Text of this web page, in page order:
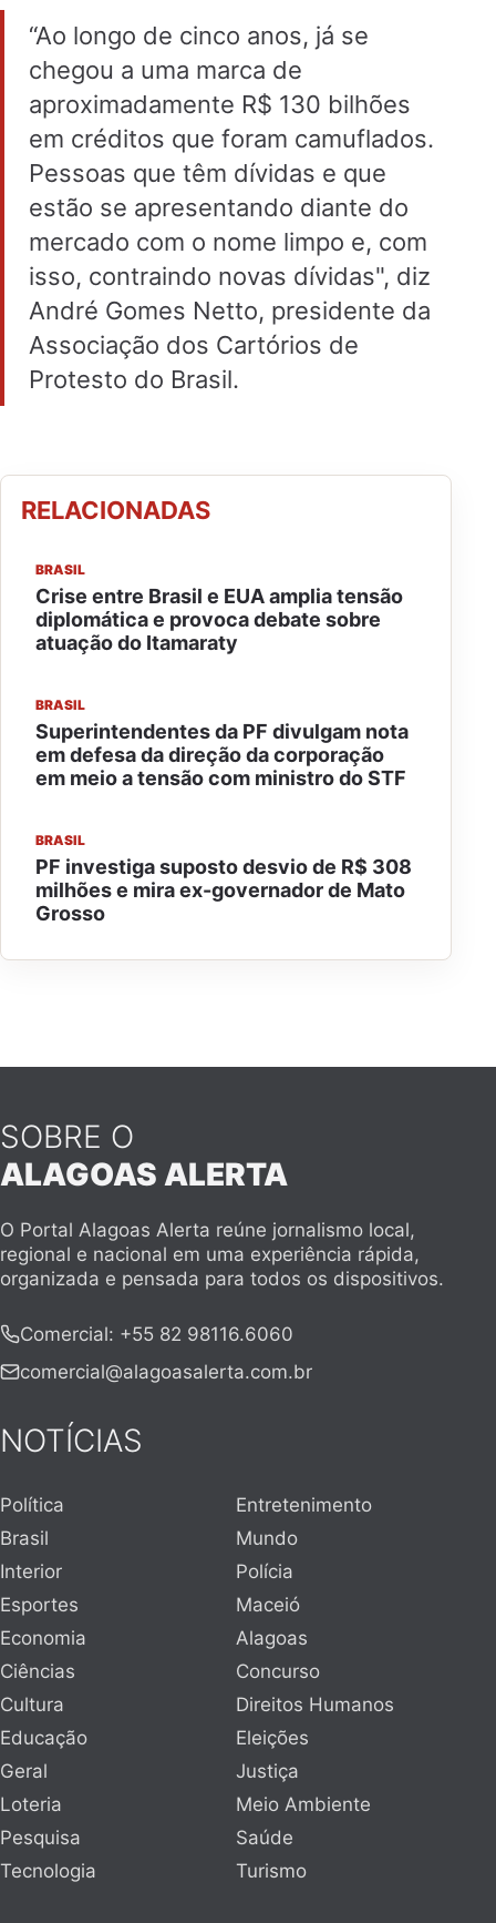
“Ao longo de cinco anos, já se
chegou a uma marca de
aproximadamente R$ 130 bilhões
em créditos que foram camuflados.
Pessoas que têm dívidas e que
estão se apresentando diante do
mercado com o nome limpo e, com
isso, contraindo novas dívidas", diz
André Gomes Netto, presidente da
Associação dos Cartórios de
Protesto do Brasil.
RELACIONADAS
BRASIL
Crise entre Brasil e EUA amplia tensão
diplomática e provoca debate sobre
atuação do Itamaraty
BRASIL
Superintendentes da PF divulgam nota
em defesa da direção da corporação
em meio a tensão com ministro do STF
BRASIL
PF investiga suposto desvio de R$ 308
milhões e mira ex-governador de Mato
Grosso
SOBRE O
ALAGOAS ALERTA
O Portal Alagoas Alerta reúne jornalismo local,
regional e nacional em uma experiência rápida,
organizada e pensada para todos os dispositivos.
Comercial: +55 82 98116.6060
comercial@alagoasalerta.com.br
NOTÍCIAS
Política
Entretenimento
Brasil
Mundo
Interior
Polícia
Esportes
Maceió
Economia
Alagoas
Ciências
Concurso
Cultura
Direitos Humanos
Educação
Eleições
Geral
Justiça
Loteria
Meio Ambiente
Pesquisa
Saúde
Tecnologia
Turismo